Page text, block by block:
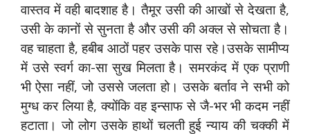
वास्‍तव में वही बादशाह है। तैमूर उसी की आखों से देखता है,
उसी के कानों से सुनता है और उसी की अक्‍ल से सोचता है।
वह चाहता है, हबीब आठों पहर उसके पास रहे।उसके सामीप्‍य
में उसे स्‍वर्ग का-सा सुख मिलता है। समरकंद में एक प्राणी
भी ऐसा नहीं, जो उससे जलता हो। उसके बर्ताव ने सभी को
मुग्‍ध कर लिया है, क्‍योंकि वह इन्‍साफ से जै-भर भी कदम नहीं
हटाता। जो लोग उसके हाथों चलती हुई न्‍याय की चक्‍की में